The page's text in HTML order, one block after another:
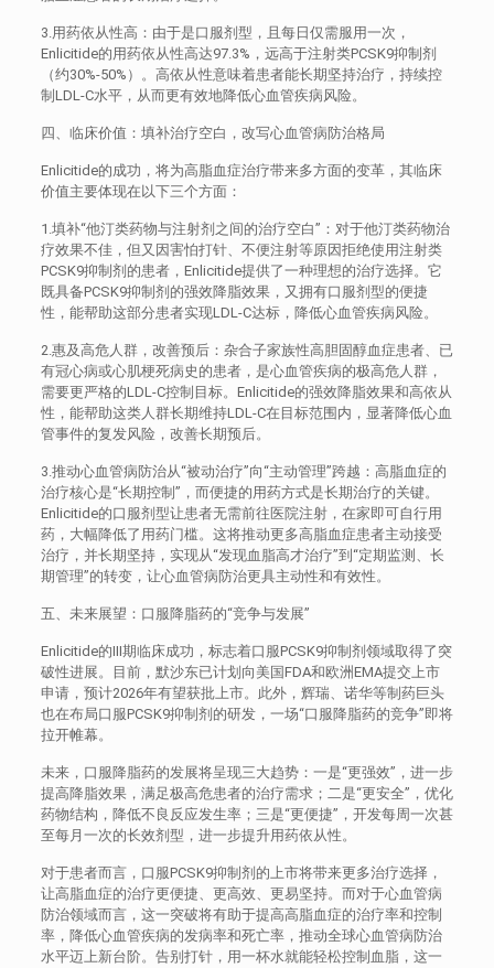
3.用药依从性高：由于是口服剂型，且每日仅需服用一次，
Enlicitide的用药依从性高达97.3%，远高于注射类PCSK9抑制剂
（约30%-50%）。高依从性意味着患者能长期坚持治疗，持续控
制LDL-C水平，从而更有效地降低心血管疾病风险。
四、临床价值：填补治疗空白，改写心血管病防治格局
Enlicitide的成功，将为高脂血症治疗带来多方面的变革，其临床
价值主要体现在以下三个方面：
1.填补“他汀类药物与注射剂之间的治疗空白”：对于他汀类药物治
疗效果不佳，但又因害怕打针、不便注射等原因拒绝使用注射类
PCSK9抑制剂的患者，Enlicitide提供了一种理想的治疗选择。它
既具备PCSK9抑制剂的强效降脂效果，又拥有口服剂型的便捷
性，能帮助这部分患者实现LDL-C达标，降低心血管疾病风险。
2.惠及高危人群，改善预后：杂合子家族性高胆固醇血症患者、已
有冠心病或心肌梗死病史的患者，是心血管疾病的极高危人群，
需要更严格的LDL-C控制目标。Enlicitide的强效降脂效果和高依从
性，能帮助这类人群长期维持LDL-C在目标范围内，显著降低心血
管事件的复发风险，改善长期预后。
3.推动心血管病防治从“被动治疗”向“主动管理”跨越：高脂血症的
治疗核心是“长期控制”，而便捷的用药方式是长期治疗的关键。
Enlicitide的口服剂型让患者无需前往医院注射，在家即可自行用
药，大幅降低了用药门槛。这将推动更多高脂血症患者主动接受
治疗，并长期坚持，实现从“发现血脂高才治疗”到“定期监测、长
期管理”的转变，让心血管病防治更具主动性和有效性。
五、未来展望：口服降脂药的“竞争与发展”
Enlicitide的III期临床成功，标志着口服PCSK9抑制剂领域取得了突
破性进展。目前，默沙东已计划向美国FDA和欧洲EMA提交上市
申请，预计2026年有望获批上市。此外，辉瑞、诺华等制药巨头
也在布局口服PCSK9抑制剂的研发，一场“口服降脂药的竞争”即将
拉开帷幕。
未来，口服降脂药的发展将呈现三大趋势：一是“更强效”，进一步
提高降脂效果，满足极高危患者的治疗需求；二是“更安全”，优化
药物结构，降低不良反应发生率；三是“更便捷”，开发每周一次甚
至每月一次的长效剂型，进一步提升用药依从性。
对于患者而言，口服PCSK9抑制剂的上市将带来更多治疗选择，
让高脂血症的治疗更便捷、更高效、更易坚持。而对于心血管病
防治领域而言，这一突破将有助于提高高脂血症的治疗率和控制
率，降低心血管疾病的发病率和死亡率，推动全球心血管病防治
水平迈上新台阶。告别打针，用一杯水就能轻松控制血脂，这一